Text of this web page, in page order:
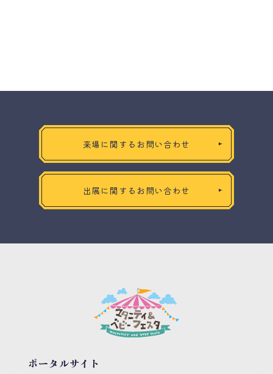
来場に関するお問い合わせ
出展に関するお問い合わせ
ポータルサイト